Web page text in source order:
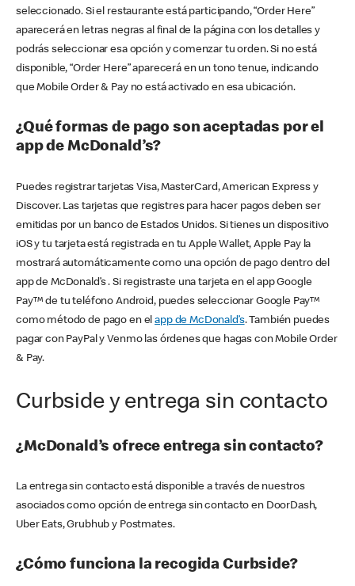
seleccionado. Si el restaurante está participando, “Order Here”
aparecerá en letras negras al final de la página con los detalles y
podrás seleccionar esa opción y comenzar tu orden. Si no está
disponible, “Order Here” aparecerá en un tono tenue, indicando
que Mobile Order & Pay no está activado en esa ubicación.
¿Qué formas de pago son aceptadas por el
app de McDonald’s?
Puedes registrar tarjetas Visa, MasterCard, American Express y
Discover. Las tarjetas que registres para hacer pagos deben ser
emitidas por un banco de Estados Unidos. Si tienes un dispositivo
iOS y tu tarjeta está registrada en tu Apple Wallet, Apple Pay la
mostrará automáticamente como una opción de pago dentro del
app de McDonald’s . Si registraste una tarjeta en el app Google
Pay™ de tu teléfono Android, puedes seleccionar Google Pay™
como método de pago en elapp de McDonald’s. También puedes
pagar con PayPal y Venmo las órdenes que hagas con Mobile Order
& Pay.
Curbside y entrega sin contacto
¿McDonald’s ofrece entrega sin contacto?
La entrega sin contacto está disponible a través de nuestros
asociados como opción de entrega sin contacto en DoorDash,
Uber Eats, Grubhub y Postmates.
¿Cómo funciona la recogida Curbside?